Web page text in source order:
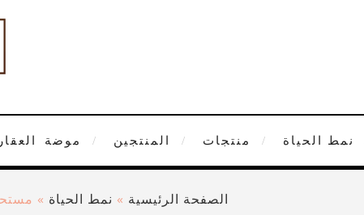
نمط الحياة منتجات المنتجين موضة
الصفحة الرئيسية » نمط الحياة »